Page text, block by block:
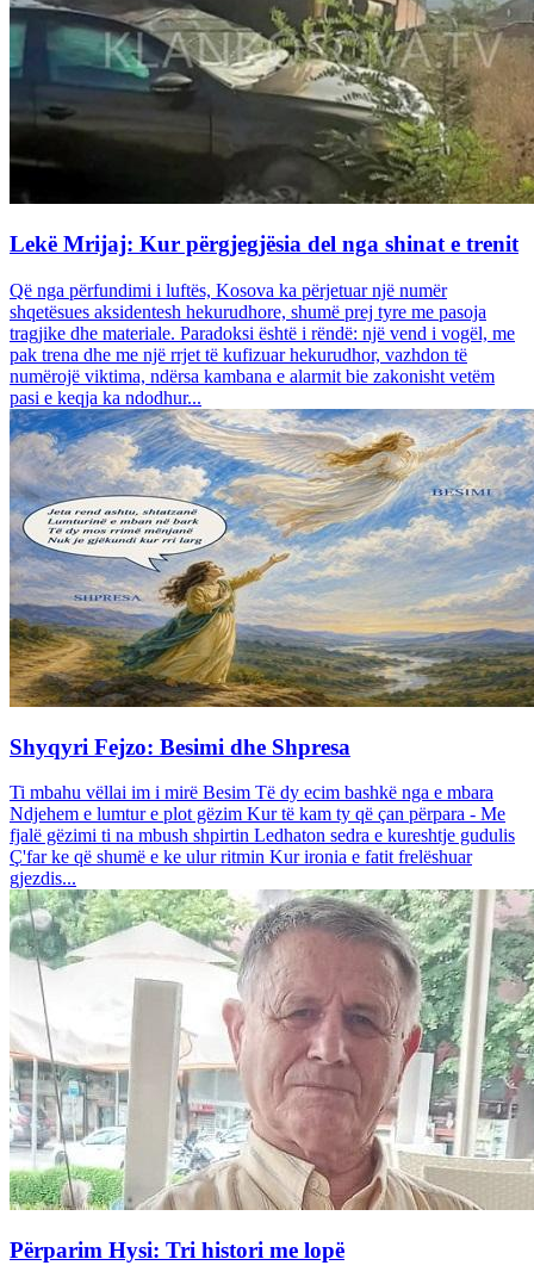
Lekë Mrijaj: Kur përgjegjësia del nga shinat e trenit
Që nga përfundimi i luftës, Kosova ka përjetuar një numër
shqetësues aksidentesh hekurudhore, shumë prej tyre me pasoja
tragjike dhe materiale. Paradoksi është i rëndë: një vend i vogël, me
pak trena dhe me një rrjet të kufizuar hekurudhor, vazhdon të
numërojë viktima, ndërsa kambana e alarmit bie zakonisht vetëm
pasi e keqja ka ndodhur...
Shyqyri Fejzo: Besimi dhe Shpresa
Ti mbahu vëllai im i mirë Besim Të dy ecim bashkë nga e mbara
Ndjehem e lumtur e plot gëzim Kur të kam ty që çan përpara - Me
fjalë gëzimi ti na mbush shpirtin Ledhaton sedra e kureshtje gudulis
Ç'far ke që shumë e ke ulur ritmin Kur ironia e fatit frelëshuar
gjezdis...
Përparim Hysi: Tri histori me lopë